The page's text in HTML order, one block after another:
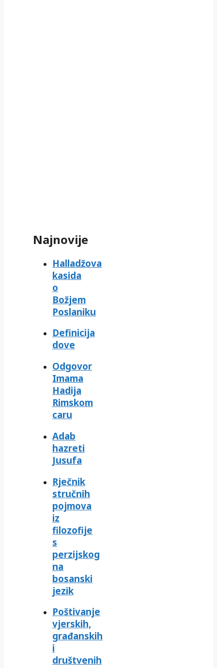
Najnovije
Halladžova
kasida
o
Božjem
Poslaniku
Definicija
dove
Odgovor
Imama
Hadija
Rimskom
caru
Adab
hazreti
Jusufa
Rječnik
stručnih
pojmova
iz
filozofije
s
perzijskog
na
bosanski
jezik
Poštivanje
vjerskih,
građanskih
i
društvenih